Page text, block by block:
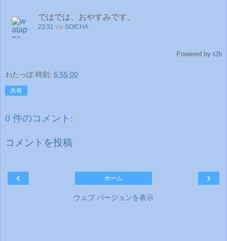
ではでは、おやすみです。
23:31 via SOICHA
Powered by t2b
わたっぽ 時刻: 6:55:00
共有
0 件のコメント:
コメントを投稿
‹ ›
ホーム
ウェブ バージョンを表示